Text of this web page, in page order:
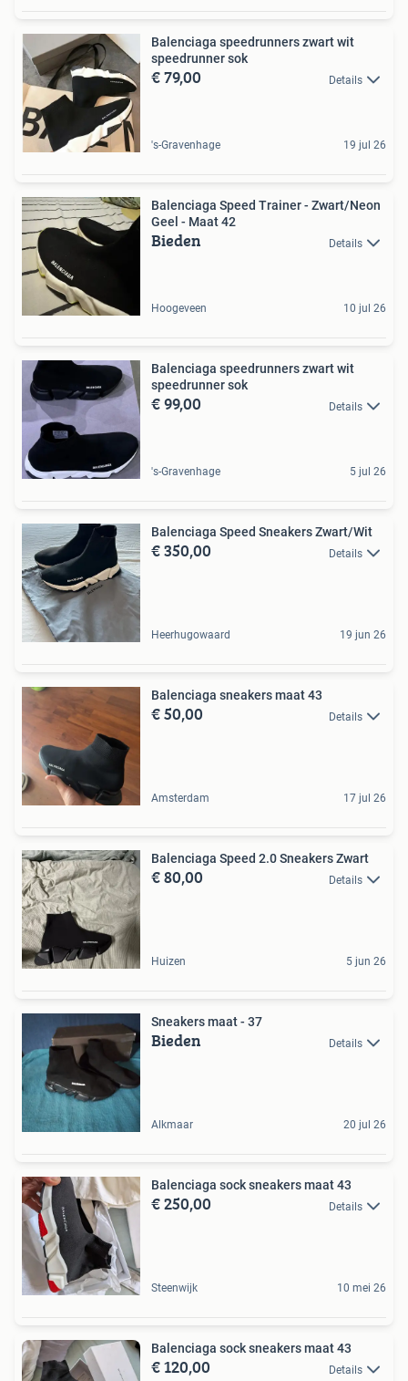
Balenciaga speedrunners zwart wit
speedrunner sok
€ 79,00 Details
's-Gravenhage 19 jul 26
Balenciaga Speed Trainer - Zwart/Neon
Geel - Maat 42
Bieden Details
Hoogeveen 10 jul 26
Balenciaga speedrunners zwart wit
speedrunner sok
€ 99,00 Details
's-Gravenhage 5 jul 26
Balenciaga Speed Sneakers Zwart/Wit
€ 350,00 Details
Heerhugowaard 19 jun 26
Balenciaga sneakers maat 43
€ 50,00 Details
Amsterdam 17 jul 26
Balenciaga Speed 2.0 Sneakers Zwart
€ 80,00 Details
Huizen 5 jun 26
Sneakers maat - 37
Bieden Details
Alkmaar 20 jul 26
Balenciaga sock sneakers maat 43
€ 250,00 Details
Steenwijk 10 mei 26
Balenciaga sock sneakers maat 43
€ 120,00 Details